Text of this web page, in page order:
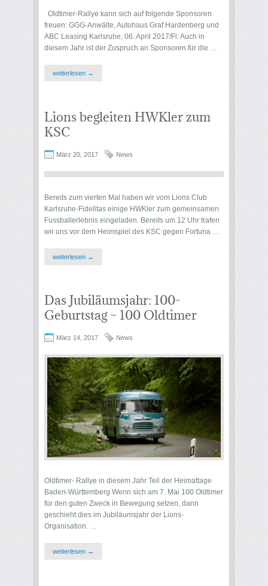
Oldtimer-Rallye kann sich auf folgende Sponsoren
freuen: GGG-Anwälte, Autohaus Graf Hardenberg und
ABC Leasing Karlsruhe, 06. April 2017/Fl: Auch in
diesem Jahr ist der Zuspruch an Sponsoren für die …
weiterlesen →
Lions begleiten HWKler zum
KSC
März 20, 2017 News
Bereits zum vierten Mal haben wir vom Lions Club
Karlsruhe-Fidelitas einige HWKler zum gemeinsamen
Fussballerlebnis eingeladen. Bereits um 12 Uhr trafen
wir uns vor dem Heimspiel des KSC gegen Fortuna …
weiterlesen →
Das Jubiläumsjahr: 100-
Geburtstag – 100 Oldtimer
März 14, 2017 News
Oldtimer- Rallye in diesem Jahr Teil der Heimattage
Baden-Württemberg Wenn sich am 7. Mai 100 Oldtimer
für den guten Zweck in Bewegung setzen, dann
geschieht dies im Jubiläumsjahr der Lions-
Organisation. …
weiterlesen →